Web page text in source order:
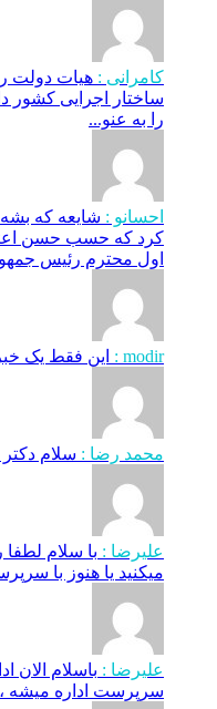
کامرانی : هیات دولت
را به عنو...
احسانو : شایعه که
کرد که حسب حسن
اول محترم رئیس
modir : این فقط یک
محمد رضا : سلام
علیرضا : با سلام
میکنید یا هنوز با
علیرضا : باسلام الان
سرپرست اداره میشه